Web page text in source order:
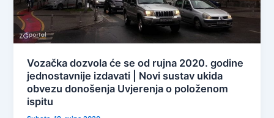
Vozačka dozvola će se od rujna 2020. godine
jednostavnije izdavati | Novi sustav ukida
obvezu donošenja Uvjerenja o položenom
ispitu